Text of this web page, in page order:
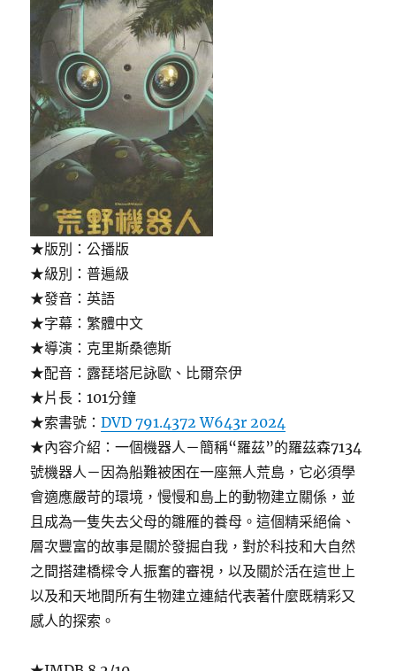
★版別：公播版
★級別：普遍級
★發音：英語
★字幕：繁體中文
★導演：克里斯桑德斯
★配音：露琵塔尼詠歐、比爾奈伊
★片長：101分鐘
★索書號：DVD 791.4372 W643r 2024
★內容介紹：一個機器人－簡稱“羅茲”的羅茲森7134
號機器人－因為船難被困在一座無人荒島，它必須學
會適應嚴苛的環境，慢慢和島上的動物建立關係，並
且成為一隻失去父母的雛雁的養母。這個精采絕倫、
層次豐富的故事是關於發掘自我，對於科技和大自然
之間搭建橋樑令人振奮的審視，以及關於活在這世上
以及和天地間所有生物建立連結代表著什麼既精彩又
感人的探索。